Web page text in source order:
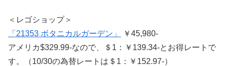
＜レゴショップ＞
「21353 ボタニカルガーデン」
￥45,980-
アメリカ$329.99-なので、＄1：￥139.34-とお得レートで
す。（10/30の為替レートは＄1：￥152.97-）